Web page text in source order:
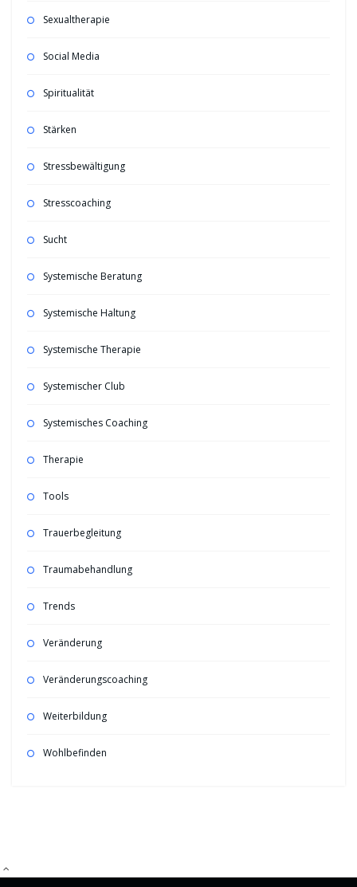
Sexualtherapie
Social Media
Spiritualität
Stärken
Stressbewältigung
Stresscoaching
Sucht
Systemische Beratung
Systemische Haltung
Systemische Therapie
Systemischer Club
Systemisches Coaching
Therapie
Tools
Trauerbegleitung
Traumabehandlung
Trends
Veränderung
Veränderungscoaching
Weiterbildung
Wohlbefinden